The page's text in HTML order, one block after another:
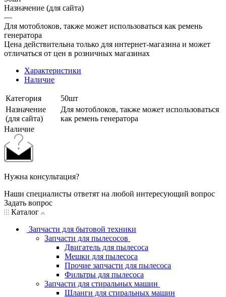
Назначение (для сайта)
—
Для мотоблоков, также может использоваться как ремень
генератора
Цена действительна только для интернет-магазина и может
отличаться от цен в розничных магазинах
Характеристики
Наличие
Категория
50шт
Назначение
(для сайта)
Для мотоблоков, также может использоваться
как ремень генератора
Наличие
Нужна консультация?
Наши специалисты ответят на любой интересующий вопрос
Задать вопрос
Каталог
Запчасти для бытовой техники
Запчасти для пылесосов
Двигатель для пылесоса
Мешки для пылесоса
Прочие запчасти для пылесоса
Фильтры для пылесоса
Запчасти для стиральных машин
Шланги для стиральных машин